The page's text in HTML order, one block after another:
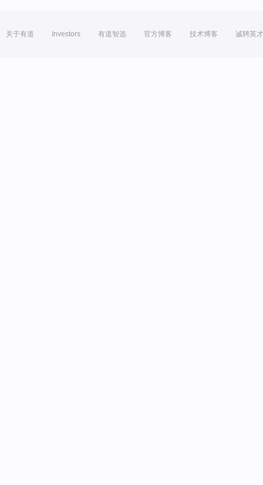
关于有道 Investors 有道智选 官方博客 技术博客 诚聘英才